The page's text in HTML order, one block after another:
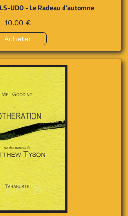
UDO - Le Radeau d'automne
10.00 €
Acheter